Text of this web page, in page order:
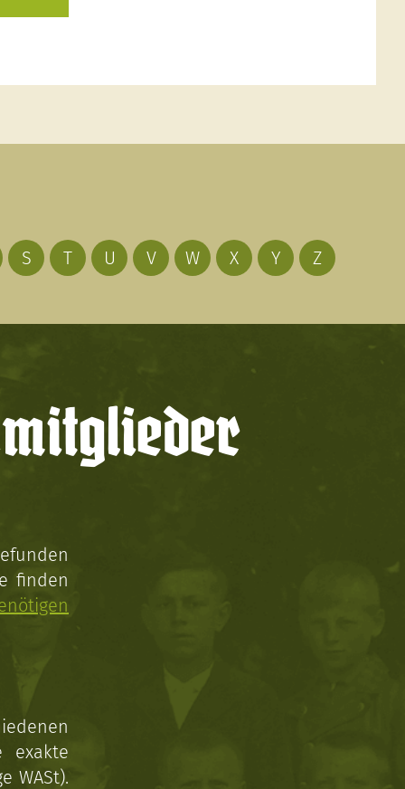
S T U V W X Y Z
finden
exakte
WASt).